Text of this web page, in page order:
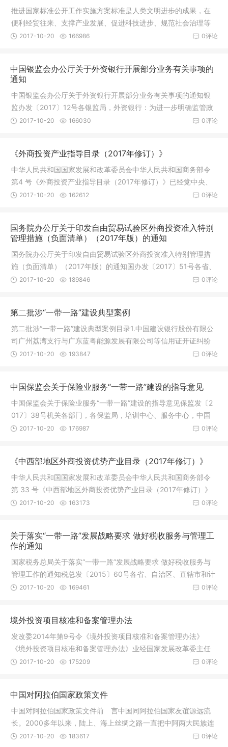
推进国家标准公开工作实施方案标准是人类文明进步的成果，在
便利经贸往来、支撑产业发展、促进科技进步、规范社会治理等
方面的作
0评论
2017-10-20 166986
中国银监会办公厅关于外资银行开展部分业务有关事项的
通知
中国银监会办公厅关于外资银行开展部分业务有关事项的通知银
监办发〔2017〕12号各银监局，外资银行：为进一步明确监管政
策，现就
0评论
2017-10-20 166030
《外商投资产业指导目录（2017年修订）》
中华人民共和国国家发展和改革委员会中华人民共和国商务部令
第4 号《外商投资产业指导目录（2017年修订）》已经党中央、
国务院同
0评论
2017-10-20 162612
国务院办公厅关于印发自由贸易试验区外商投资准入特别
管理措施（负面清单）（2017年版）的通知
国务院办公厅关于印发自由贸易试验区外商投资准入特别管理措
施（负面清单）（2017年版）的通知国办发〔2017〕51号各省、
自治区、
0评论
2017-10-20 189846
第二批涉“一带一路​”建设典型案例
第二批涉“一带一路”建设典型案例目录1.中国建设银行股份有限公
司广州荔湾支行与广东蓝粤能源发展有限公司等信用证开证纠纷
再审
0评论
2017-10-20 193847
中国保监会关于保险业服务“一带一路”建设的指导意见
中国保监会关于保险业服务“一带一路”建设的指导意见保监发〔2
017〕38号机关各部门，各保监局，培训中心、服务中心，中国
保险保
0评论
2017-10-20 176987
《中西部地区外商投资优势产业目录（2017年修订）》
中华人民共和国国家发展和改革委员会中华人民共和国商务部令
第 33 号《中西部地区外商投资优势产业目录（2017年修订）》
已经国务
0评论
2017-10-20 163173
关于落实“一带一路”发展战略要求 做好税收服务与管理工
作的通知
国家税务总局关于落实“一带一路”发展战略要求 做好税收服务与
管理工作的通知税总发〔2015〕60号各省、自治区、直辖市和计
划单
0评论
2017-10-20 169461
境外投资项目核准和备案管理办法
发改委2014年第9号令《境外投资项目核准和备案管理办法》
《境外投资项目核准和备案管理办法》业经国家发展改革委主任
办公会讨论
0评论
2017-10-20 175209
中国对阿拉伯国家政策文件
中国对阿拉伯国家政策文件前 言中国同阿拉伯国家友谊源远流
长。2000多年以来，陆上、海上丝绸之路一直把中阿两大民族连
接在一起
0评论
2017-10-20 183617